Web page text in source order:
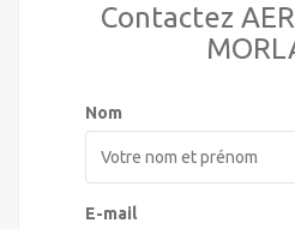
Contactez
Nom
E-mail